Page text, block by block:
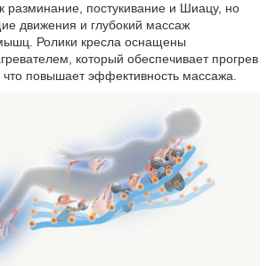
разминание, постукивание и Шиацу, но
движения и глубокий массаж
Ролики кресла оснащены
который обеспечивает прогрев
повышает эффективность массажа.